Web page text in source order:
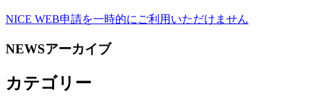
NICE WEB申請を一時的にご利用いただけません
NEWSアーカイブ
カテゴリー